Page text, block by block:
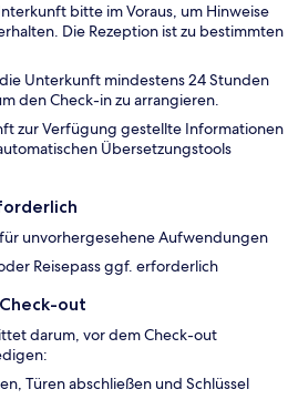
bitte im Voraus, um Hinweise
Die Rezeption ist zu bestimmten
Unterkunft mindestens 24 Stunden
den Check-in zu arrangieren.
zur Verfügung gestellte Informationen
Übersetzungstools
unvorhergesehene Aufwendungen
Reisepass ggf. erforderlich
out
darum, vor dem Check-out
Türen abschließen und Schlüssel